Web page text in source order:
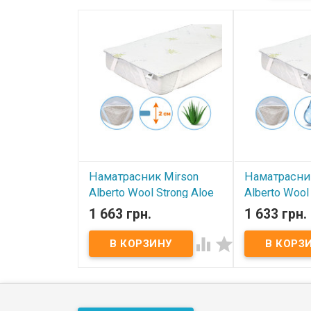
Наматрасник Mirson
Alberto Wool Strong Aloe
Vera 70x140 см, №1015
(обычный на резинке по
углам)
см, №1015 (обычный на
1 663 грн.
 
Alberto
70x140 см,
резинке по
1 633 грн.